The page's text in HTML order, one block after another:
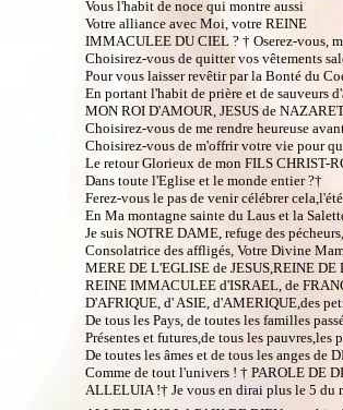
Vous l'habit de noce qui montre aussi
Votre alliance avec Moi, votre REINE
IMMACULEE DU CIEL ? † Oserez-vous,
Choisirez-vous de quitter vos vêtements
Pour vous laisser revêtir par la Bonté du
En portant l'habit de prière et de sauveurs
MON ROI D'AMOUR, JESUS de
Choisirez-vous de me rendre heureuse
Choisirez-vous de m'offrir votre vie pour
Le retour Glorieux de mon FILS CHRIST-
Dans toute l'Eglise et le monde entier ?†
Ferez-vous le pas de venir célébrer
En Ma montagne sainte du Laus et la
Je suis NOTRE DAME, refuge des pécheurs,
Consolatrice des affligés, Votre Divine
MERE DE L'EGLISE de JESUS,REINE DE
REINE IMMACULEE d'ISRAEL, de
D'AFRIQUE, d' ASIE, d'AMERIQUE,des
De tous les Pays, de toutes les familles
Présentes et futures,de tous les pauvres,les
De toutes les âmes et de tous les anges de
Comme de tout l'univers ! † PAROLE DE
ALLELUIA !† Je vous en dirai plus le 5 du